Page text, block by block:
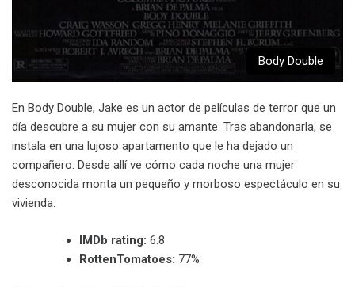
Body Double
En Body Double, Jake es un actor de películas de terror que un
día descubre a su mujer con su amante. Tras abandonarla, se
instala en una lujoso apartamento que le ha dejado un
compañero. Desde allí ve cómo cada noche una mujer
desconocida monta un pequeño y morboso espectáculo en su
vivienda.
IMDb rating: 6.8
RottenTomatoes: 77%